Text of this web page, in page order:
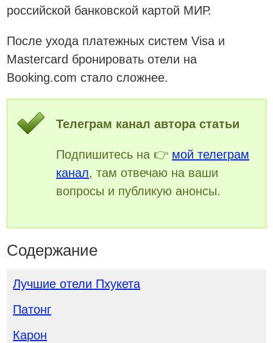
российской банковской картой МИР.
После ухода платежных систем Visa и
Mastercard бронировать отели на
Booking.com стало сложнее.
Телеграм канал автора статьи
Подпишитесь на 👉 мой телеграм
канал, там отвечаю на ваши
вопросы и публикую анонсы.
Содержание
Лучшие отели Пхукета
Патонг
Карон